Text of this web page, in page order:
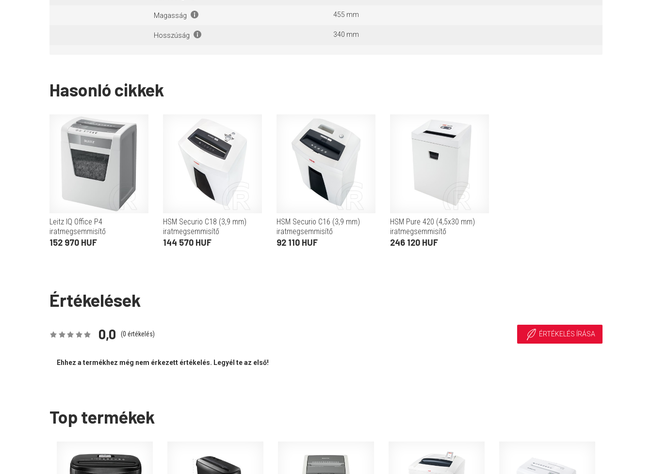
Magasság 455 mm
Hosszúság 340 mm
Hasonló cikkek
Leitz IQ Office P4
iratmegsemmisítő
152 970 HUF
HSM Securio C18 (3,9 mm)
iratmegsemmisítő
144 570 HUF
HSM Securio C16 (3,9 mm)
iratmegsemmisítő
92 110 HUF
HSM Pure 420 (4,5x30 mm)
iratmegsemmisítő
246 120 HUF
Értékelések
0,0 (0 értékelés) ÉRTÉKELÉS ÍRÁSA
Ehhez a termékhez még nem érkezett értékelés. Legyél te az első!
Top termékek